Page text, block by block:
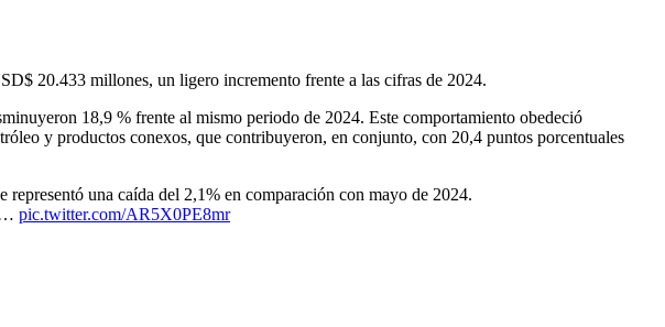
20.433 millones, un ligero incremento frente a las cifras de 2024.
18,9 % frente al mismo periodo de 2024. Este comportamiento obedeció
y productos conexos, que contribuyeron, en conjunto, con 20,4 puntos porcentuales
una caída del 2,1% en comparación con mayo de 2024.
pic.twitter.com/AR5X0PE8mr